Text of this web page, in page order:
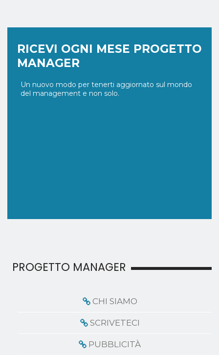
RICEVI OGNI MESE PROGETTO
MANAGER
Un nuovo modo per tenerti aggiornato sul mondo
del management e non solo.
PROGETTO MANAGER
CHI SIAMO
SCRIVETECI
PUBBLICITÀ